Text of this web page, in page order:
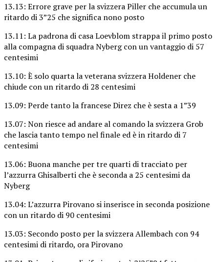
13.13: Errore grave per la svizzera Piller che accumula un
ritardo di 3”25 che significa nono posto
13.11: La padrona di casa Loevblom strappa il primo posto
alla compagna di squadra Nyberg con un vantaggio di 57
centesimi
13.10: È solo quarta la veterana svizzera Holdener che
chiude con un ritardo di 28 centesimi
13.09: Perde tanto la francese Direz che è sesta a 1”39
13.07: Non riesce ad andare al comando la svizzera Grob
che lascia tanto tempo nel finale ed è in ritardo di 7
centesimi
13.06: Buona manche per tre quarti di tracciato per
l’azzurra Ghisalberti che è seconda a 25 centesimi da
Nyberg
13.04: L’azzurra Pirovano si inserisce in seconda posizione
con un ritardo di 90 centesimi
13.03: Secondo posto per la svizzera Allembach con 94
centesimi di ritardo, ora Pirovano